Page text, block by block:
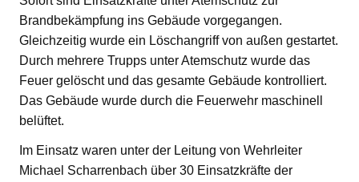
Brandbekämpfung ins Gebäude vorgegangen.
Gleichzeitig wurde ein Löschangriff von außen gestartet.
Durch mehrere Trupps unter Atemschutz wurde das
Feuer gelöscht und das gesamte Gebäude kontrolliert.
Das Gebäude wurde durch die Feuerwehr maschinell
belüftet.
Im Einsatz waren unter der Leitung von Wehrleiter
Michael Scharrenbach über 30 Einsatzkräfte der